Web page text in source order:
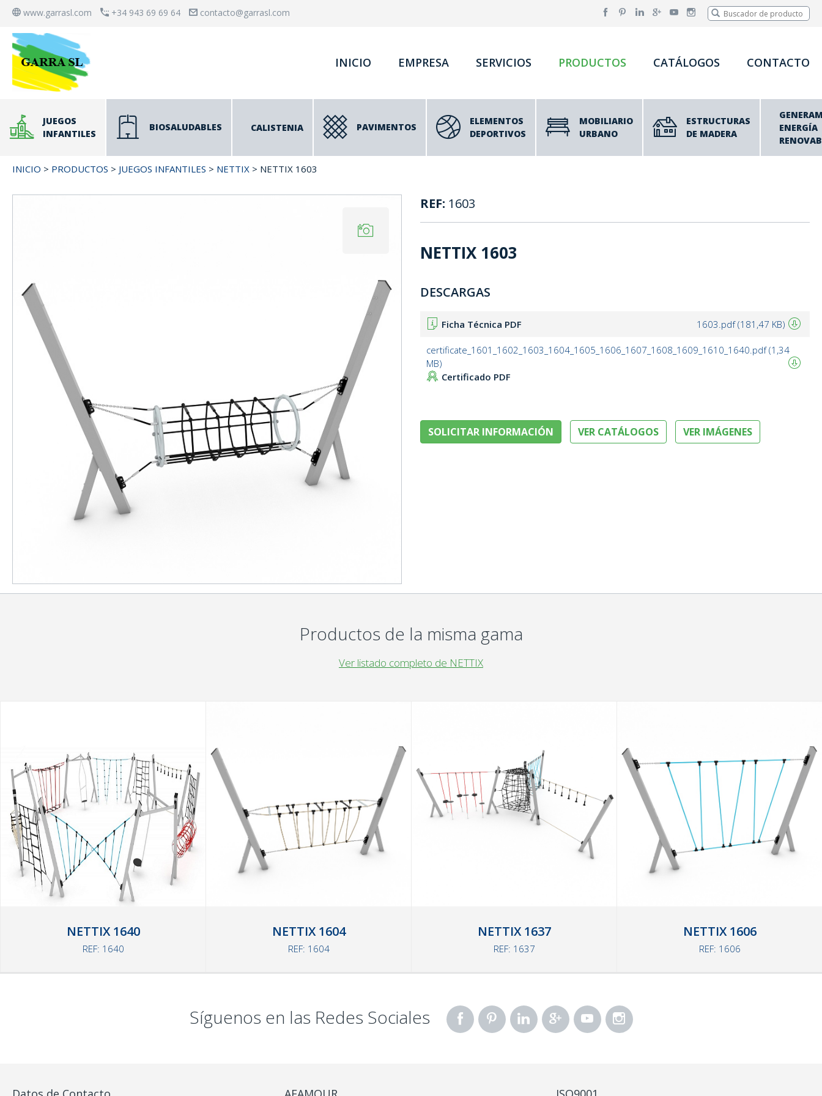
www.garrasl.com +34 943 69 69 64 contacto@garrasl.com
INICIO EMPRESA SERVICIOS PRODUCTOS CATÁLOGOS CONTACTO
JUEGOS
INFANTILES
BIOSALUDABLES CALISTENIA PAVIMENTOS
ELEMENTOS
DEPORTIVOS
MOBILIARIO
URBANO
ESTRUCTURAS
DE MADERA
ENERGÍA
INICIO > PRODUCTOS > JUEGOS INFANTILES > NETTIX > NETTIX 1603
REF: 1603
NETTIX 1603
DESCARGAS
1603.pdf (181,47 KB)
Ficha Técnica PDF
certificate_1601_1602_1603_1604_1605_1606_1607_1608_1609_1610_1640.pdf (1,34
MB)
Certificado PDF
SOLICITAR INFORMACIÓN VER CATÁLOGOS VER IMÁGENES
Productos de la misma gama
Ver listado completo de NETTIX
NETTIX 1640
REF: 1640
NETTIX 1604
REF: 1604
NETTIX 1637
REF: 1637
NETTIX 1606
REF: 1606
Síguenos en las Redes Sociales